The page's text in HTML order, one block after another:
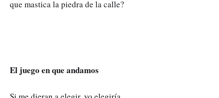
que mastica la piedra de la calle?
El juego en que andamos